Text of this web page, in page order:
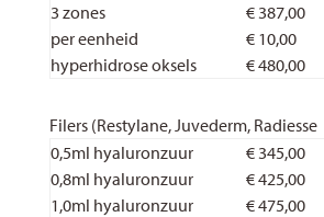
3 zones
€ 387,00
per eenheid
€ 10,00
hyperhidrose oksels
€ 480,00
Filers (Restylane, Juvederm, Radiesse
0,5ml hyaluronzuur
€ 345,00
0,8ml hyaluronzuur
€ 425,00
1,0ml hyaluronzuur
€ 475,00